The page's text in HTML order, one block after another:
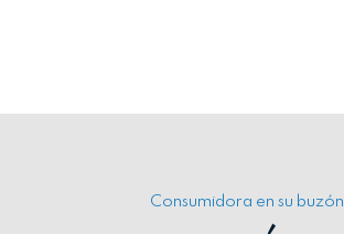
Consumidora en su buzón